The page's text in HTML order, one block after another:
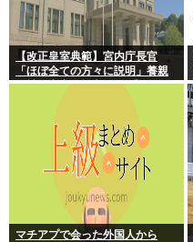
【改正皇室典範】宮内庁長官
「ほぼ全ての方々に説明」養親
候補の宮家皇族方に 男系男子の
マチアプで会った外国人から